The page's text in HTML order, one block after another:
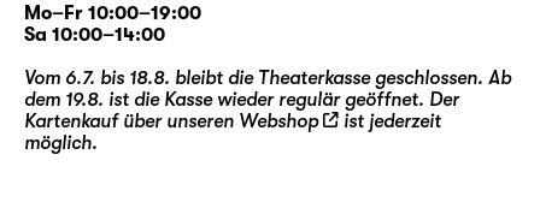
Mo–Fr 10:00–19:00
Sa 10:00–14:00
Vom 6.7. bis 18.8. bleibt die Theaterkasse geschlossen. Ab
dem 19.8. ist die Kasse wieder regulär geöffnet. Der
Kartenkauf über unseren Webshop
ist jederzeit
möglich.